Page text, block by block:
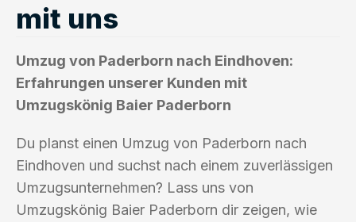
mit uns
Umzug von Paderborn nach Eindhoven:
Erfahrungen unserer Kunden mit
Umzugskönig Baier Paderborn
Du planst einen Umzug von Paderborn nach
Eindhoven und suchst nach einem zuverlässigen
Umzugsunternehmen? Lass uns von
Umzugskönig Baier Paderborn dir zeigen, wie